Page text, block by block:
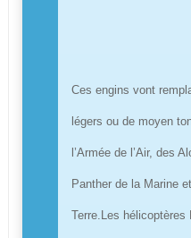
Ces engins vont
légers ou de moyen
l’Armée de l’Air, des
Panther de la Marine
Terre.Les